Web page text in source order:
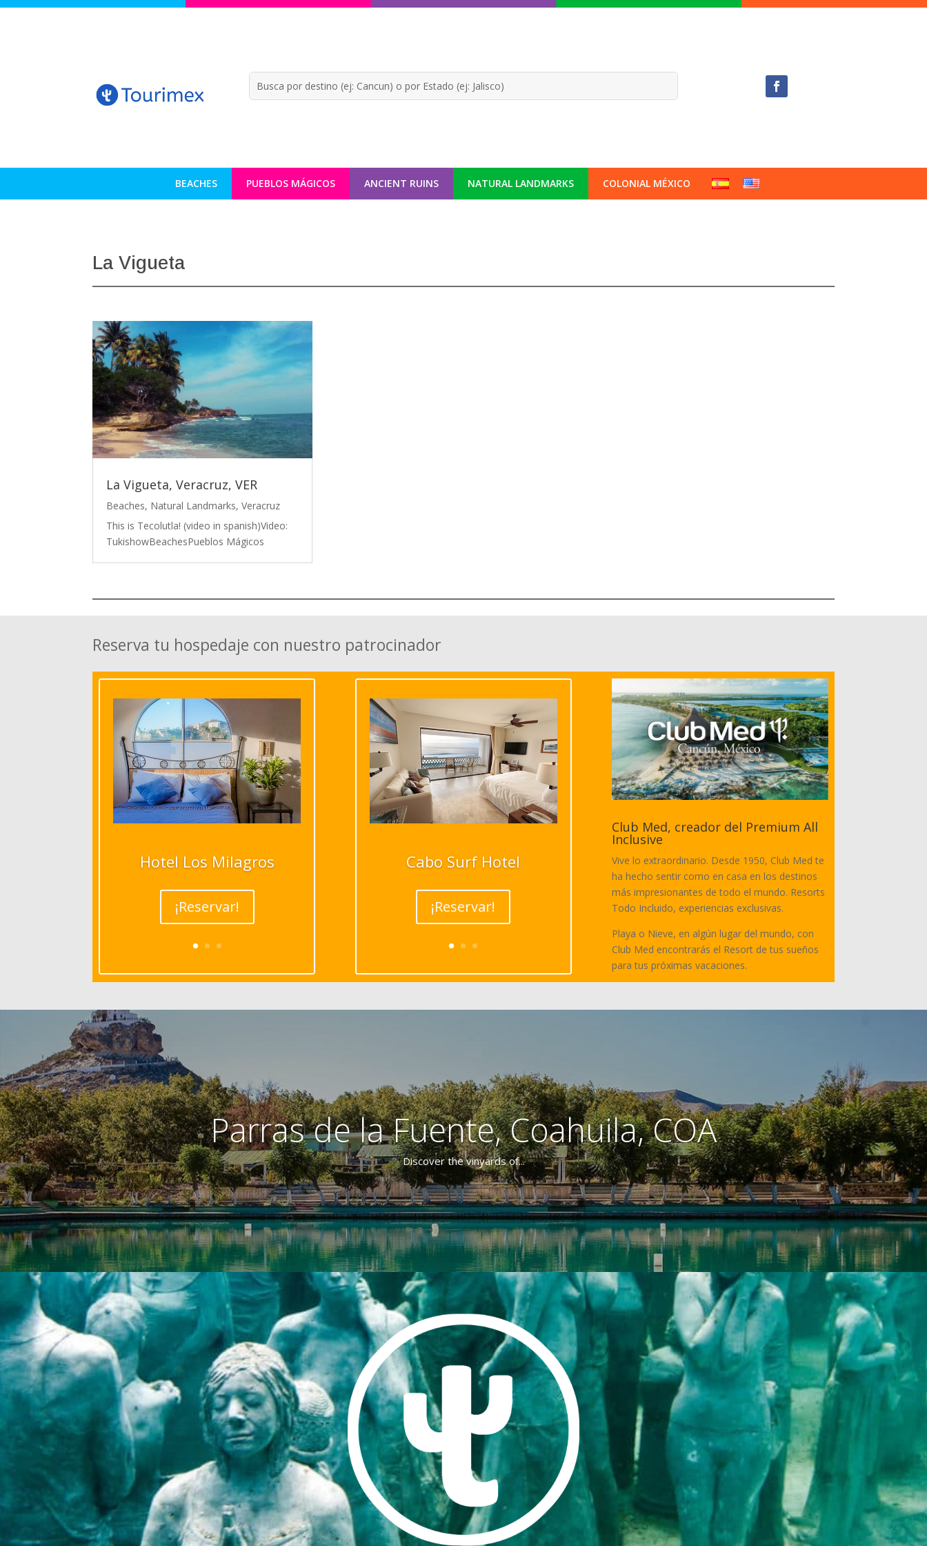
BEACHES PUEBLOS MÁGICOS ANCIENT RUINS NATURAL LANDMARKS COLONIAL MÉXICO
La Vigueta
La Vigueta, Veracruz, VER
Beaches, Natural Landmarks,Veracruz
This is Tecolutla! (video in spanish)Video:
TukishowBeachesPueblos Mágicos
Reserva tu hospedaje con nuestro patrocinador
Hotel Los Milagros
¡Reservar!
Cabo Surf Hotel
¡Reservar!
Club Med, creador del Premium All
Inclusive
Vive lo extraordinario. Desde 1950, Club Med te
ha hecho sentir como en casa en los destinos
más impresionantes de todo el mundo. Resorts
Todo Incluido, experiencias exclusivas.
Playa o Nieve, en algún lugar del mundo, con
Club Med encontrarás el Resort de tus sueños
para tus próximas vacaciones.
Parras de la Fuente, Coahuila, COA
Discover the vinyards of...